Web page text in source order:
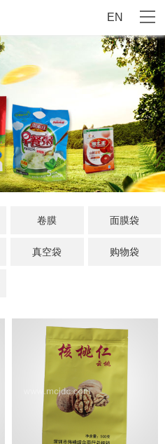
EN
卷膜 面膜袋
真空袋 购物袋